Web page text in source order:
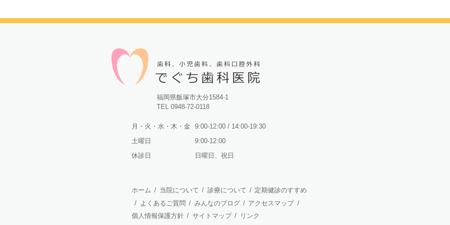
福岡県飯塚市大分1584-1
TEL 0948-72-0118
月・火・水・木・金
9:00-12:00 / 14:00-19:30
土曜日
9:00-12:00
休診日
日曜日、祝日
ホーム / 当院について / 診療について / 定期健診のすすめ
/ よくあるご質問 / みんなのブログ / アクセスマップ /
個人情報保護方針 / サイトマップ / リンク